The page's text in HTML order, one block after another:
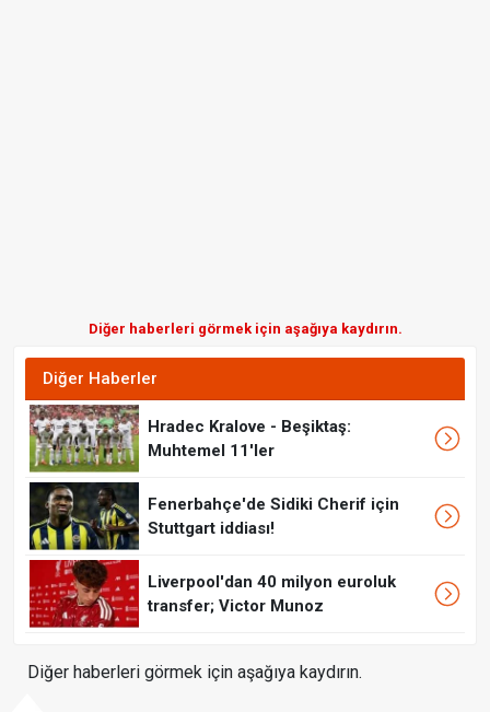
Diğer haberleri görmek için aşağıya kaydırın.
Diğer Haberler
Hradec Kralove - Beşiktaş:
Muhtemel 11'ler
Fenerbahçe'de Sidiki Cherif için
Stuttgart iddiası!
Liverpool'dan 40 milyon euroluk
transfer; Victor Munoz
Diğer haberleri görmek için aşağıya kaydırın.